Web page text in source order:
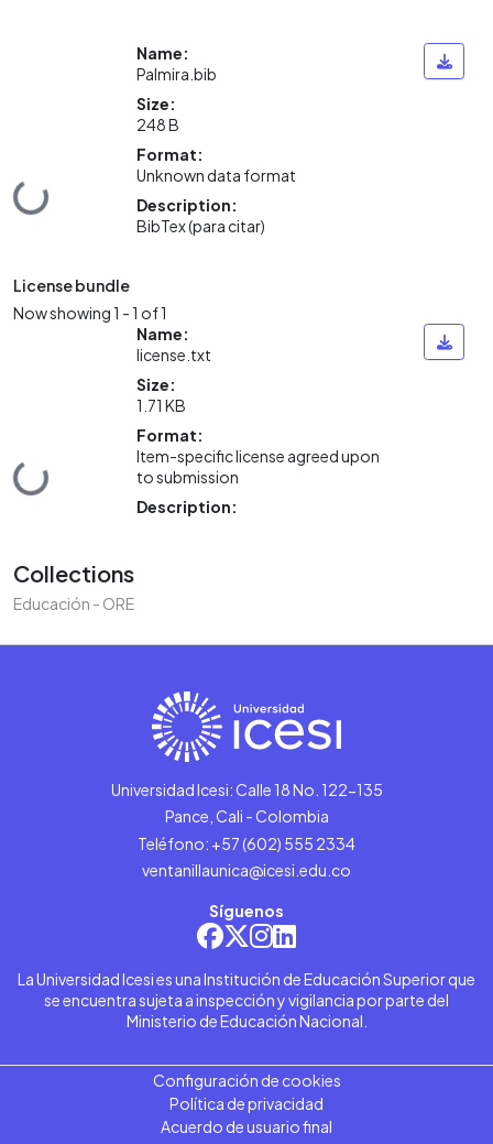
Name:
Palmira.bib
Size:
248 B
Format:
Unknown data format
Description:
BibTex (para citar)
License bundle
Now showing1 - 1 of 1
Name:
license.txt
Size:
1.71 KB
Format:
Item-specific license agreed upon
to submission
Description:
Collections
Educación - ORE
Universidad Icesi: Calle 18 No. 122-135
Pance, Cali - Colombia
Teléfono: +57 (602) 555 2334
ventanillaunica@icesi.edu.co
Síguenos
La Universidad Icesi es una Institución de Educación Superior que
se encuentra sujeta a inspección y vigilancia por parte del
Ministerio de Educación Nacional.
Configuración de cookies
Política de privacidad
Acuerdo de usuario final